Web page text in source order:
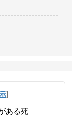
]
ある死